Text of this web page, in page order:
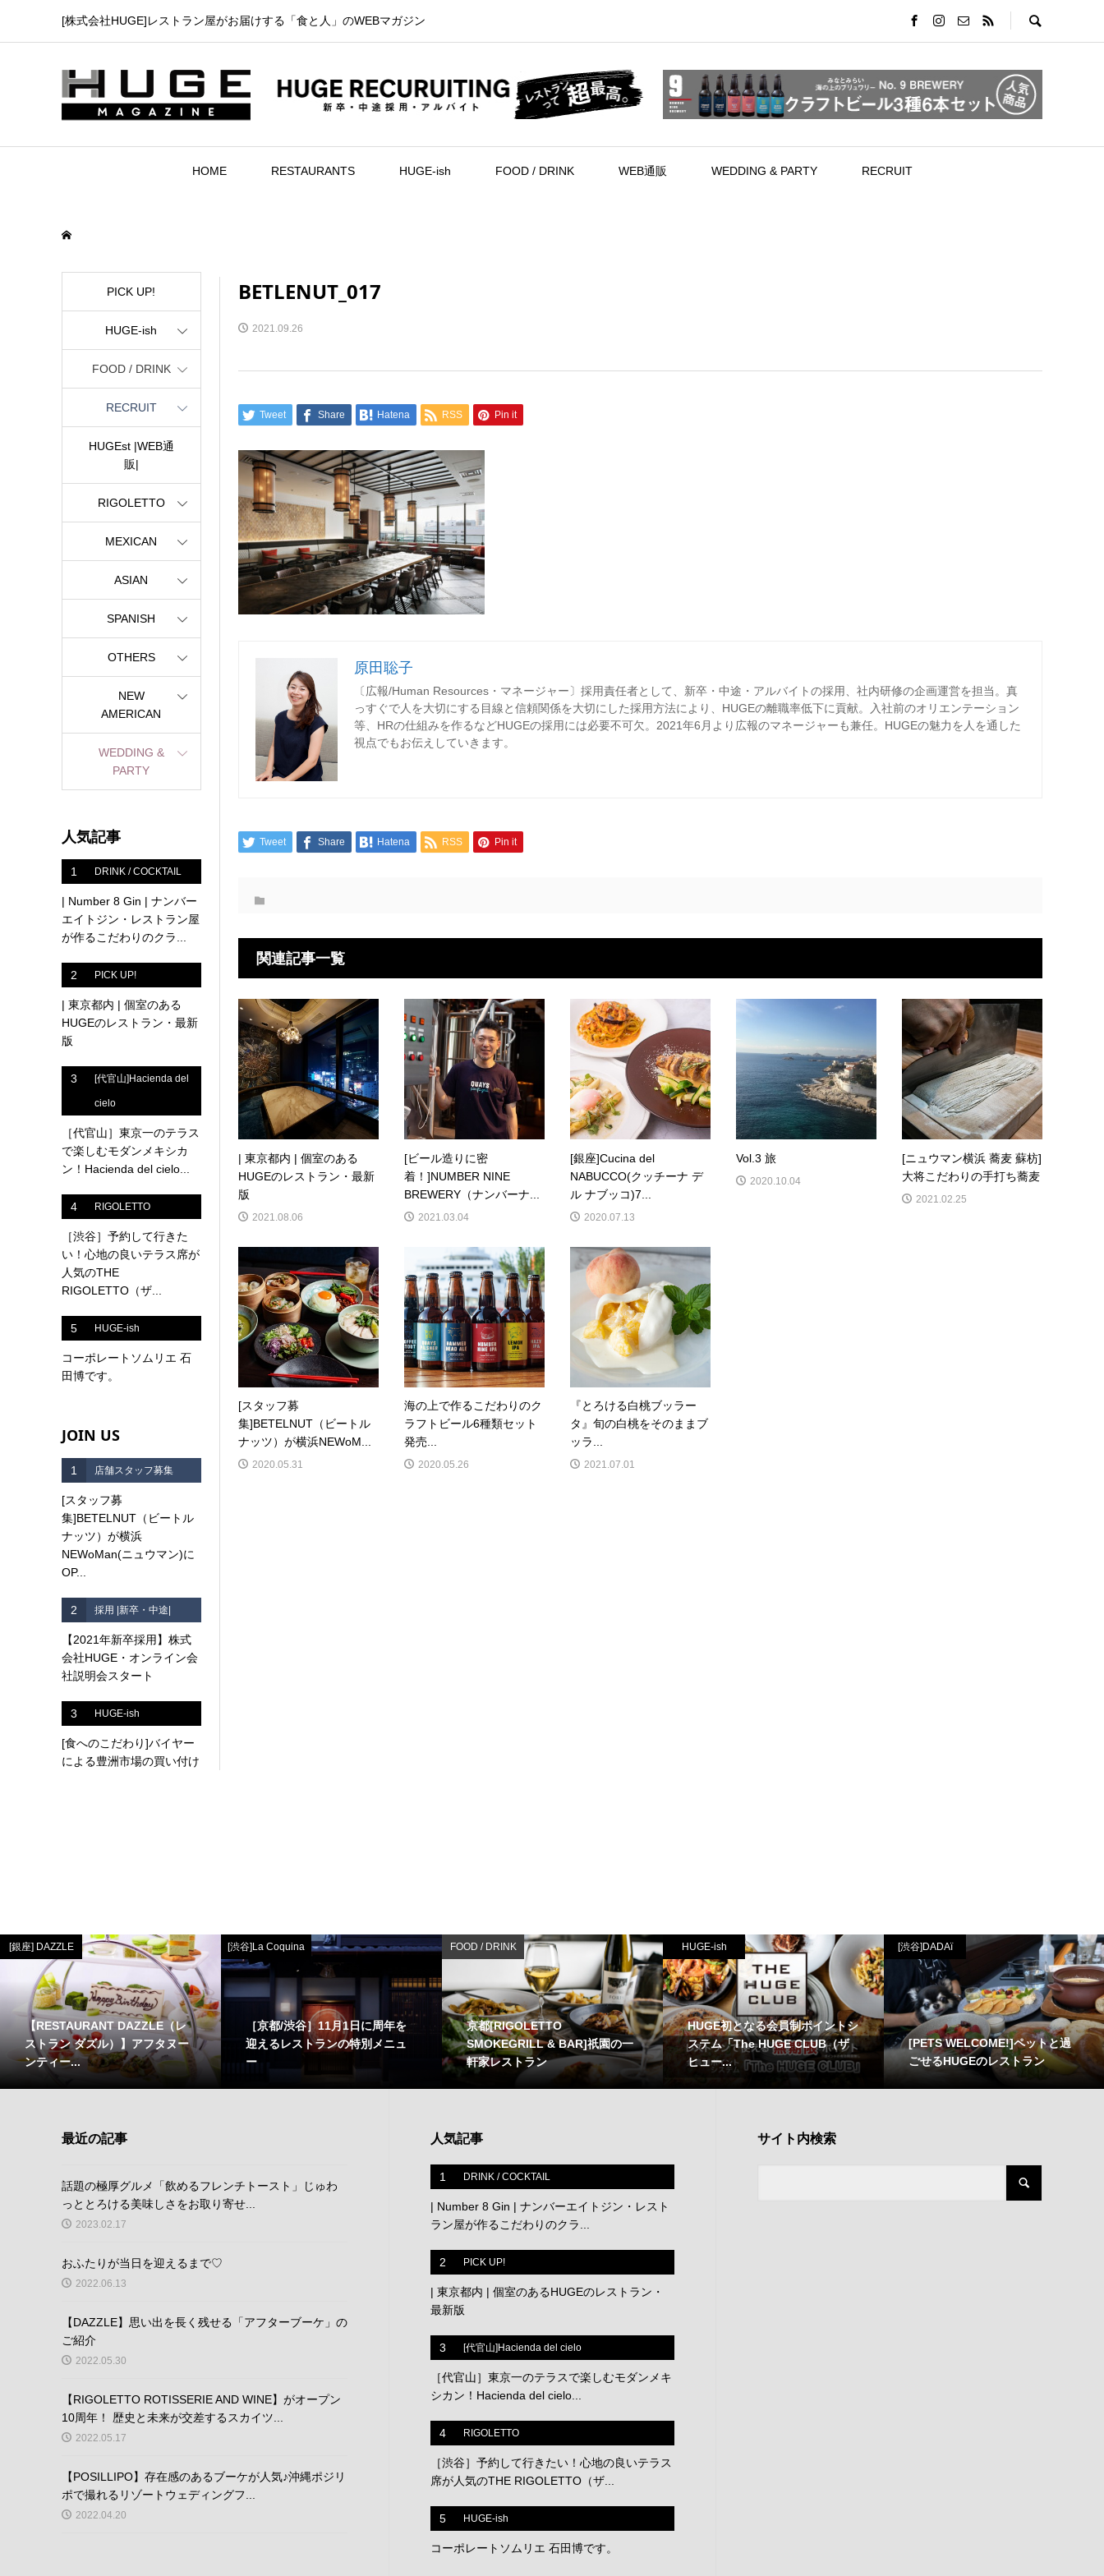
[株式会社HUGE]レストラン屋がお届けする「食と人」のWEBマガジン
HOME RESTAURANTS HUGE-ish FOOD / DRINK WEB通販 WEDDING & PARTY RECRUIT
BETLENUT_017
2021.09.26
Tweet Share Hatena RSS Pin it
原田聡子
〔広報/Human Resources・マネージャー〕採用責任者として、新卒・中途・アルバイトの採用、社内研修の企画運営を担当。真
っすぐで人を大切にする目線と信頼関係を大切にした採用方法により、HUGEの離職率低下に貢献。入社前のオリエンテーション
等、HRの仕組みを作るなどHUGEの採用には必要不可欠。2021年6月より広報のマネージャーも兼任。HUGEの魅力を人を通した
視点でもお伝えしていきます。
Tweet Share Hatena RSS Pin it
関連記事一覧
| 東京都内 | 個室のある
HUGEのレストラン・最新
版
2021.08.06
[ビール造りに密
着！]NUMBER NINE
BREWERY（ナンバーナ...
2021.03.04
[銀座]Cucina del
NABUCCO(クッチーナ デ
ル ナブッコ)7...
2020.07.13
Vol.3 旅
2020.10.04
[ニュウマン横浜 蕎麦 蘇枋]
大将こだわりの手打ち蕎麦
2021.02.25
[スタッフ募
集]BETELNUT（ビートル
ナッツ）が横浜NEWoM...
2020.05.31
海の上で作るこだわりのク
ラフトビール6種類セット
発売...
2020.05.26
『とろける白桃ブッラー
タ』旬の白桃をそのままブ
ッラ...
2021.07.01
PICK UP!
HUGE-ish
FOOD / DRINK
RECRUIT
HUGEst |WEB通
販|
RIGOLETTO
MEXICAN
ASIAN
SPANISH
OTHERS
NEW
AMERICAN
WEDDING &
PARTY
人気記事
1 DRINK / COCKTAIL
| Number 8 Gin | ナンバー
エイトジン・レストラン屋
が作るこだわりのクラ...
2 PICK UP!
| 東京都内 | 個室のある
HUGEのレストラン・最新
版
3 [代官山]Hacienda del
cielo
［代官山］東京一のテラス
で楽しむモダンメキシカ
ン！Hacienda del cielo...
4 RIGOLETTO
［渋谷］予約して行きた
い！心地の良いテラス席が
人気のTHE
RIGOLETTO（ザ...
5 HUGE-ish
コーポレートソムリエ 石
田博です。
JOIN US
1 店舗スタッフ募集
[スタッフ募
集]BETELNUT（ビートル
ナッツ）が横浜
NEWoMan(ニュウマン)に
OP...
2 採用 |新卒・中途|
【2021年新卒採用】株式
会社HUGE・オンライン会
社説明会スタート
3 HUGE-ish
[食へのこだわり]バイヤー
による豊洲市場の買い付け
[銀座] DAZZLE
【RESTAURANT DAZZLE（レ
ストラン ダズル）】アフタヌー
ンティー...
[渋谷]La Coquina
［京都/渋谷］11月1日に周年を
迎えるレストランの特別メニュ
ー
FOOD / DRINK
京都[RIGOLETTO
SMOKEGRILL & BAR]祇園の一
軒家レストラン
HUGE-ish
HUGE初となる会員制ポイントシ
ステム「The HUGE CLUB（ザ
ヒュー...
[渋谷]DADAï
[PETS WELCOME!]ペットと過
ごせるHUGEのレストラン
最近の記事
話題の極厚グルメ「飲めるフレンチトースト」じゅわ
っととろける美味しさをお取り寄せ...
2023.02.17
おふたりが当日を迎えるまで♡
2022.06.13
【DAZZLE】思い出を長く残せる「アフターブーケ」の
ご紹介
2022.05.30
【RIGOLETTO ROTISSERIE AND WINE】がオープン
10周年！ 歴史と未来が交差するスカイツ...
2022.05.17
【POSILLIPO】存在感のあるブーケが人気♪沖縄ポジリ
ポで撮れるリゾートウェディングフ...
2022.04.20
人気記事
1 DRINK / COCKTAIL
| Number 8 Gin | ナンバーエイトジン・レスト
ラン屋が作るこだわりのクラ...
2 PICK UP!
| 東京都内 | 個室のあるHUGEのレストラン・
最新版
3 [代官山]Hacienda del cielo
［代官山］東京一のテラスで楽しむモダンメキ
シカン！Hacienda del cielo...
4 RIGOLETTO
［渋谷］予約して行きたい！心地の良いテラス
席が人気のTHE RIGOLETTO（ザ...
5 HUGE-ish
コーポレートソムリエ 石田博です。
サイト内検索